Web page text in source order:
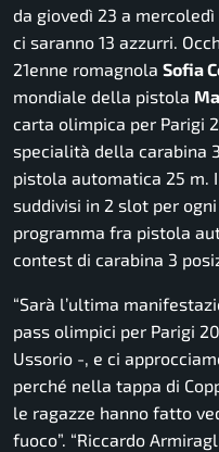
da giovedì 23 a
ci saranno 13 azzurri.
21enne romagnola Sofia
mondiale della pistola
carta olimpica per Parigi
specialità della carabina
pistola automatica 25 m.
suddivisi in 2 slot per
programma fra pistola
contest di carabina 3
“Sarà l’ultima
pass olimpici per Parigi
Ussorio -, e ci
perché nella tappa di
le ragazze hanno fatto
fuoco”. “Riccardo